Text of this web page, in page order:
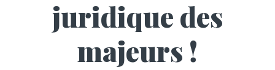
juridique des
majeurs !